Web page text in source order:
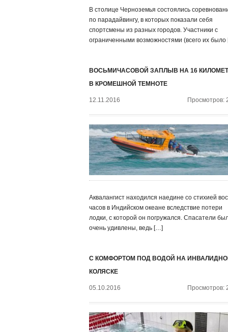
В столице Черноземья состоялись
по парадайвингу, в которых показали себя
спортсмены из разных городов. Участники с
ограниченными возможностями (всего их
ВОСЬМИЧАСОВОЙ ЗАПЛЫВ НА 16
В КРОМЕШНОЙ ТЕМНОТЕ
12.11.2016 Просмотров:
Аквалангист находился наедине со стихией
часов в Индийском океане вследствие потери
лодки, с которой он погружался. Спасатели
очень удивлены, ведь […]
С КОМФОРТОМ ПОД ВОДОЙ НА
КОЛЯСКЕ
05.10.2016 Просмотров: